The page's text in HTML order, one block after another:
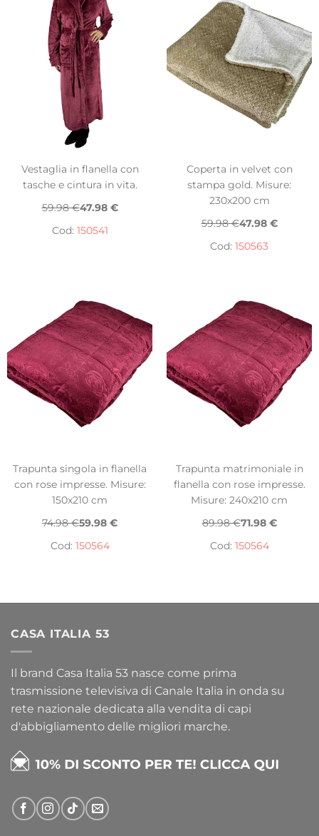
Vestaglia in flanella con
tasche e cintura in vita.
59.98 €47.98 €
Cod: 150541
Coperta in velvet con
stampa gold. Misure:
230x200 cm
59.98 €47.98 €
Cod: 150563
Trapunta singola in flanella
con rose impresse. Misure:
150x210 cm
74.98 €59.98 €
Cod: 150564
Trapunta matrimoniale in
flanella con rose impresse.
Misure: 240x210 cm
89.98 €71.98 €
Cod: 150564
CASA ITALIA 53
Il brand Casa Italia 53 nasce come prima
trasmissione televisiva di Canale Italia in onda su
rete nazionale dedicata alla vendita di capi
d'abbigliamento delle migliori marche.